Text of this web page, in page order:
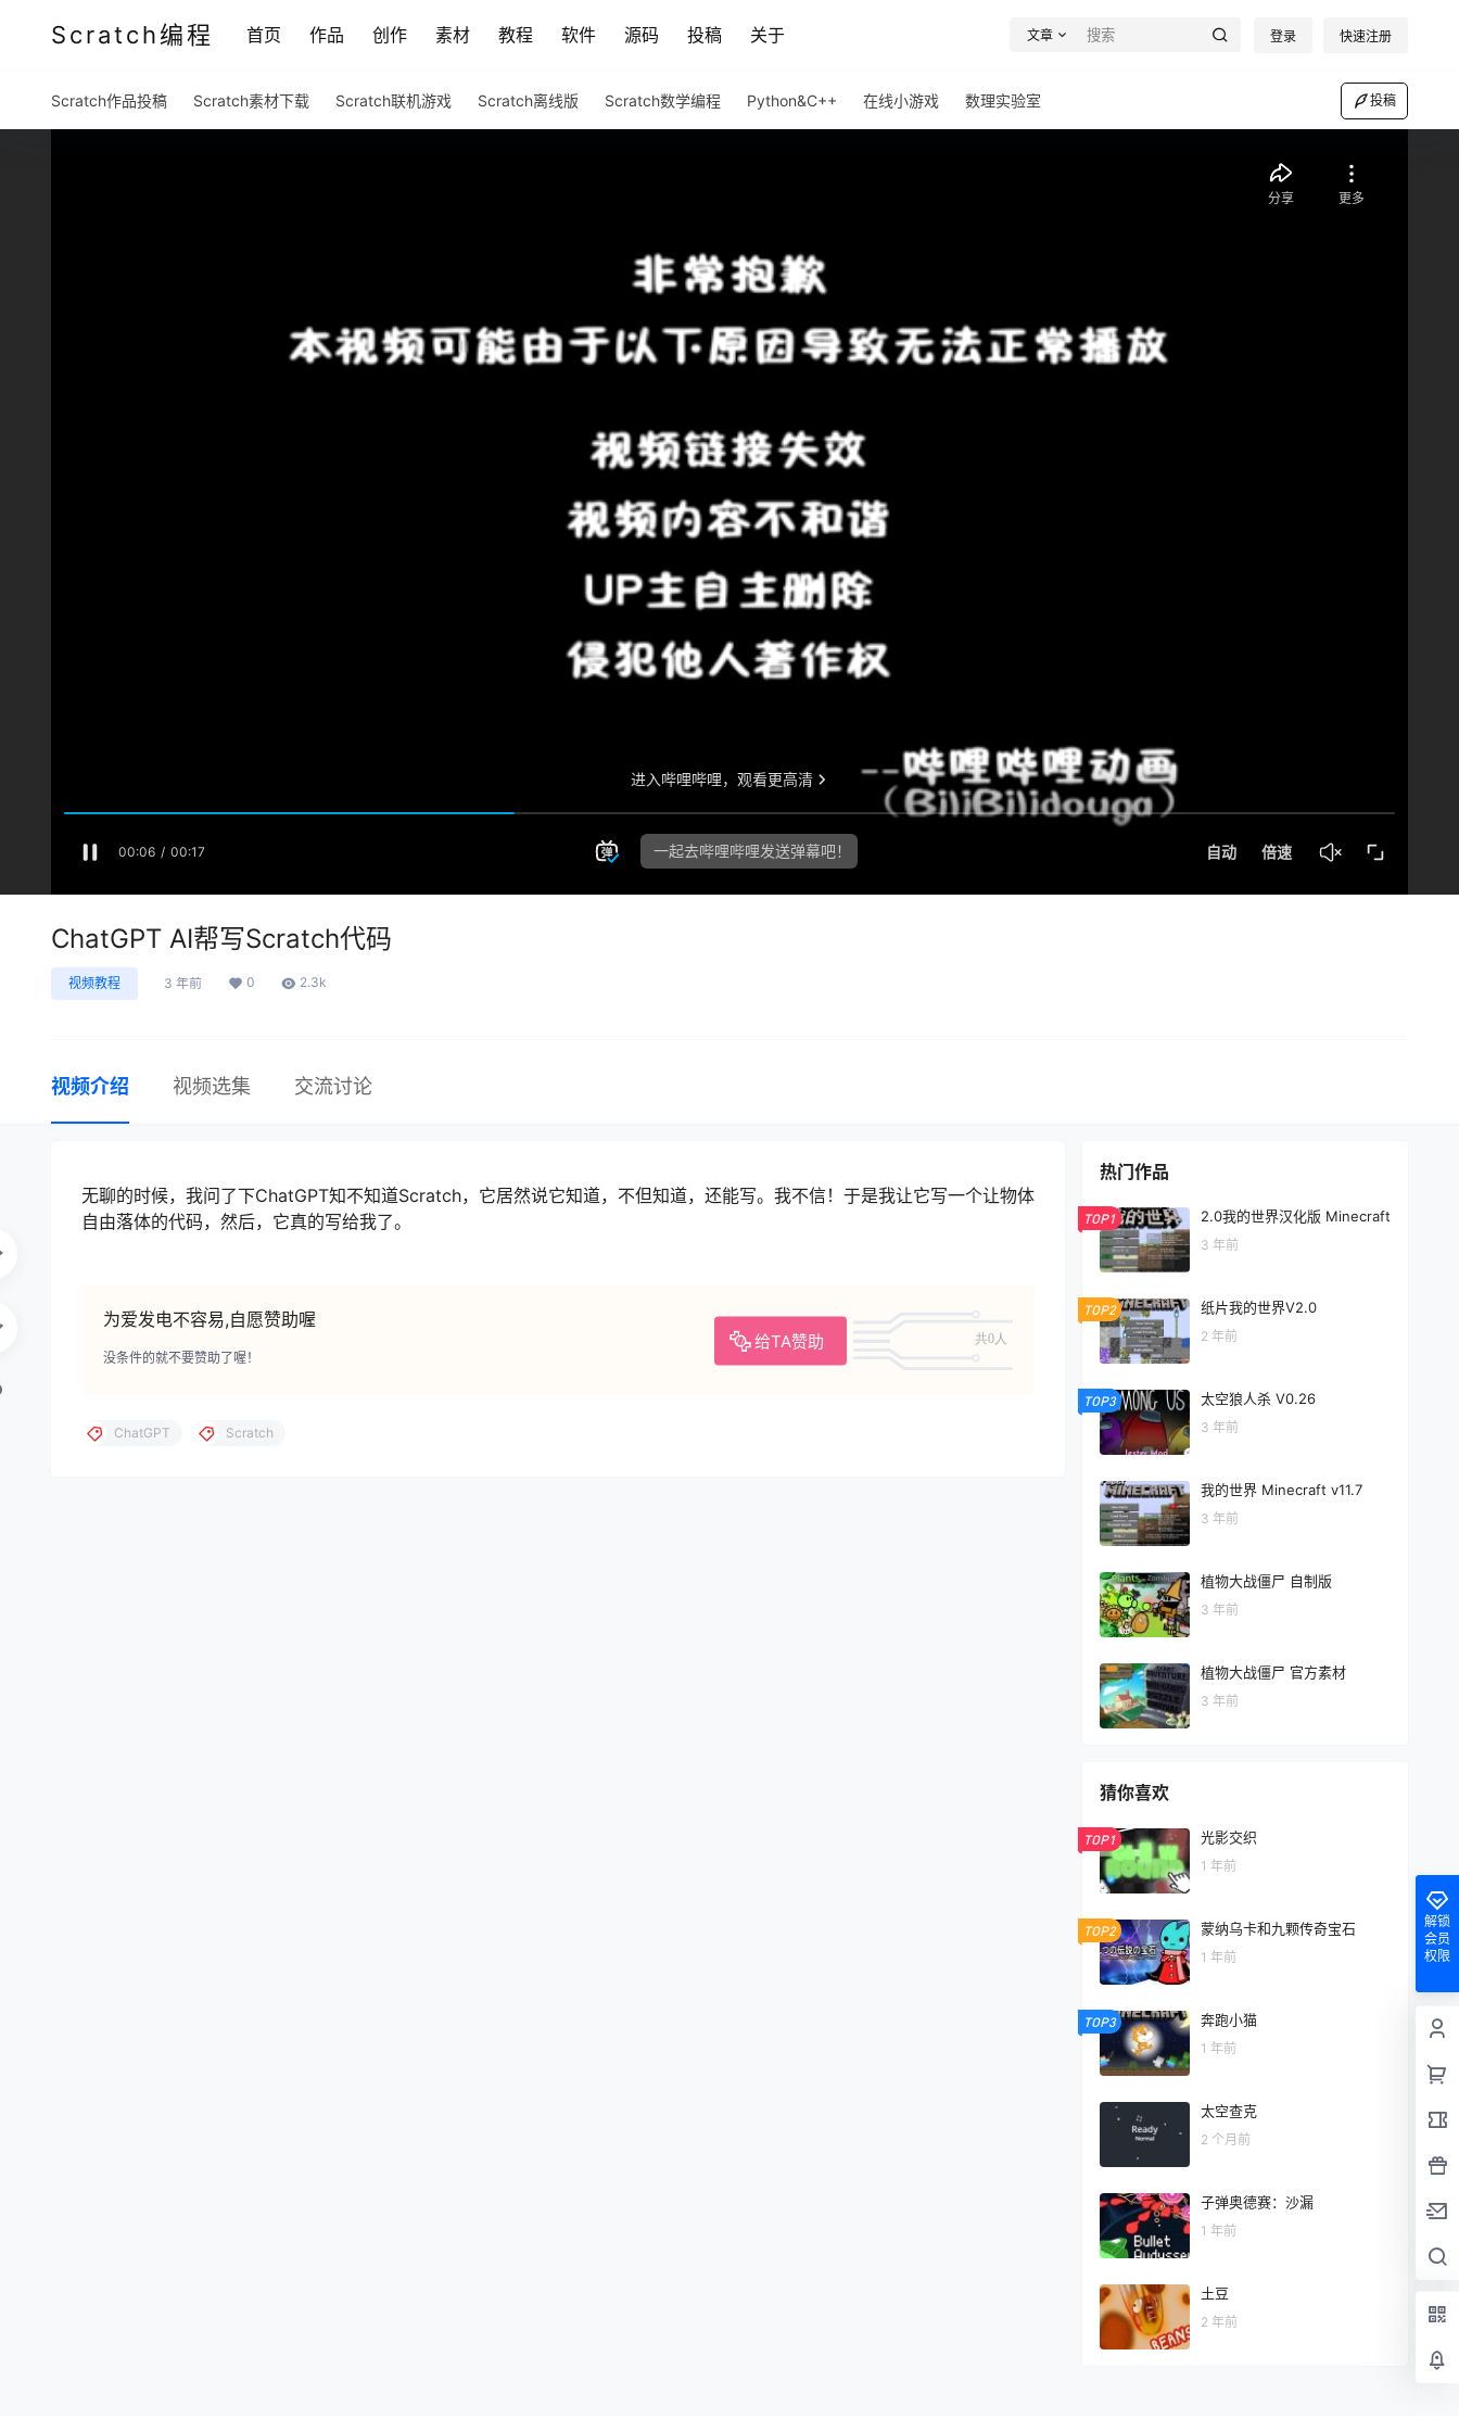
Scratch编程 首页 作品 创作 素材 教程 软件 源码 投稿 关于 文章 登录 快速注册
Scratch作品投稿 Scratch素材下载 Scratch联机游戏 Scratch离线版 Scratch数学编程 Python&C++ 在线小游戏 数理实验室 投稿
ChatGPT AI帮写Scratch代码
视频教程 3 年前 0 2.3k
视频介绍 视频选集 交流讨论
无聊的时候，我问了下ChatGPT知不知道Scratch，它居然说它知道，不但知道，还能写。我不信！于是我让它写一个让物体
自由落体的代码，然后，它真的写给我了。
为爱发电不容易,自愿赞助喔
给TA赞助 共0人
没条件的就不要赞助了喔！
ChatGPT Scratch
热门作品
TOP1 2.0我的世界汉化版 Minecraft
3 年前
TOP2 纸片我的世界V2.0
2 年前
TOP3 太空狼人杀 V0.26
3 年前
我的世界 Minecraft v11.7
3 年前
植物大战僵尸 自制版
3 年前
植物大战僵尸 官方素材
3 年前
猜你喜欢
TOP1 光影交织
1 年前
TOP2 蒙纳乌卡和九颗传奇宝石
1 年前
TOP3 奔跑小猫
1 年前
太空查克
2 个月前
子弹奥德赛：沙漏
1 年前
土豆
2 年前
解锁
会员
权限